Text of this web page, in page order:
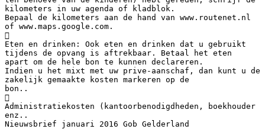
kilometers in uw agenda of kladblok.
Bepaal de kilometers aan de hand van www.routenet.nl
of www.maps.google.com.

Eten en drinken: Ook eten en drinken dat u gebruikt
tijdens de opvang is aftrekbaar. Betaal het eten
apart om de hele bon te kunnen declareren.
Indien u het mixt met uw prive-aanschaf, dan kunt u de
zakelijk gemaakte kosten markeren op de
bon..

Administratiekosten (kantoorbenodigdheden, boekhouder
enz..
Nieuwsbrief januari 2016 Gob Gelderland